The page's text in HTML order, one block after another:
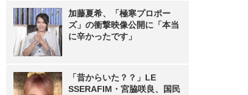
加藤夏希、「極寒プロポー
ズ」の衝撃映像公開に「本当
に辛かったです」
「昔からいた？？」LE
SSERAFIM・宮脇咲良、国民